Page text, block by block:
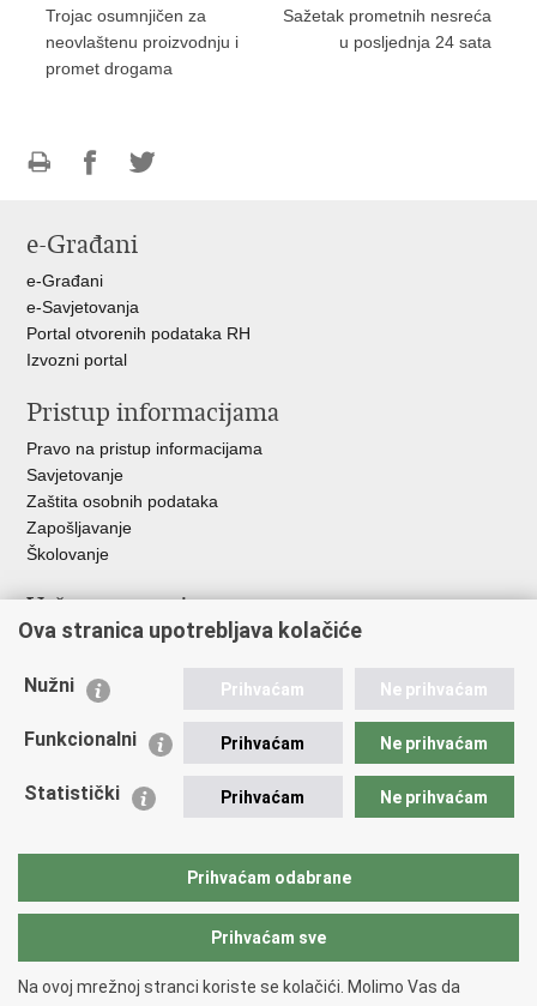
Trojac osumnjičen za
neovlaštenu proizvodnju i
promet drogama
Sažetak prometnih nesreća
u posljednja 24 sata
FacebookuTwitteru
e-Građani
e-Građani
e-Savjetovanja
Portal otvorenih podataka RH
Izvozni portal
Pristup informacijama
Pravo na pristup informacijama
Savjetovanje
Zaštita osobnih podataka
Zapošljavanje
Školovanje
Važne poveznice
Ministarstvo unutarnjih poslova
Udruge
Policijska akademija
Zaklada policijske solidarnosti
Vučetić"
Ova stranica upotrebljava kolačiće
Nužni Prihvaćam Ne prihvaćam
Funkcionalni Prihvaćam Ne prihvaćam
Statistički Prihvaćam Ne prihvaćam
Prihvaćam odabrane
Prihvaćam sve
Na ovoj mrežnoj stranci koriste se kolačići. Molimo Vas da